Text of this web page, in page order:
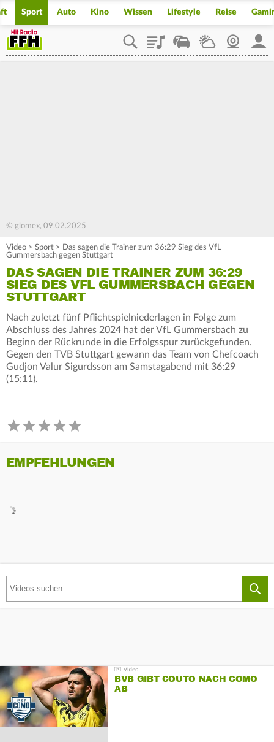
Sport Auto Kino Wissen Lifestyle Reise
PlaylistStaupilotWetterWebcam
© glomex, 09.02.2025
Video > Sport > Das sagen die Trainer zum 36:29 Sieg des VfL
Gummersbach gegen Stuttgart
DAS SAGEN DIE TRAINER ZUM 36:29
SIEG DES VFL GUMMERSBACH GEGEN
STUTTGART
Nach zuletzt fünf Pflichtspielniederlagen in Folge zum
Abschluss des Jahres 2024 hat der VfL Gummersbach zu
Beginn der Rückrunde in die Erfolgsspur zurückgefunden.
Gegen den TVB Stuttgart gewann das Team von Chefcoach
Gudjon Valur Sigurdsson am Samstagabend mit 36:29
(15:11).
EMPFEHLUNGEN
BVB GIBT COUTO NACH COMO
AB